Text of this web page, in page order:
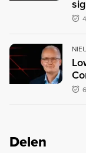
Delen